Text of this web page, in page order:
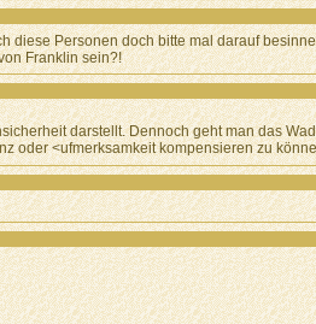
diese Personen doch bitte mal darauf
Franklin sein?!
darstellt. Dennoch geht man das
oder <ufmerksamkeit kompensieren zu